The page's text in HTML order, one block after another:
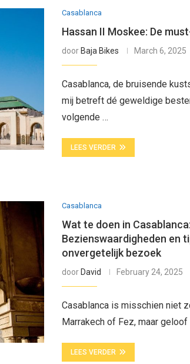
Casablanca
Hassan II Moskee: De
door Baja Bikes March 6, 2025
Casablanca, de bruisende
mij betreft dé geweldige
volgende …
LEES VERDER
Casablanca
Wat te doen in Casablanca:
Bezienswaardigheden en
onvergetelijk bezoek
door David February 24, 2025
Casablanca is misschien niet
Marrakech of Fez, maar
LEES VERDER